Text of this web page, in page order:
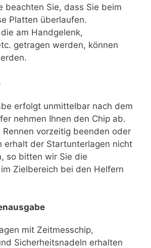
beachten Sie, dass Sie beim
Platten überlaufen.
am Handgelenk,
getragen werden, können
erfolgt unmittelbar nach dem
nehmen Ihnen den Chip ab.
Rennen vorzeitig beenden oder
erhalt der Startunterlagen nicht
so bitten wir Sie die
Zielbereich bei den Helfern
mit Zeitmesschip,
Sicherheitsnadeln erhalten